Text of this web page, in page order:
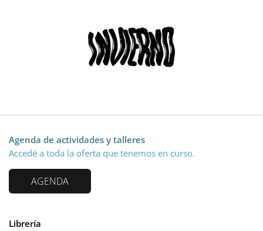
Agenda de actividades y talleres
Accedé a toda la oferta que tenemos en curso.
AGENDA
Librería